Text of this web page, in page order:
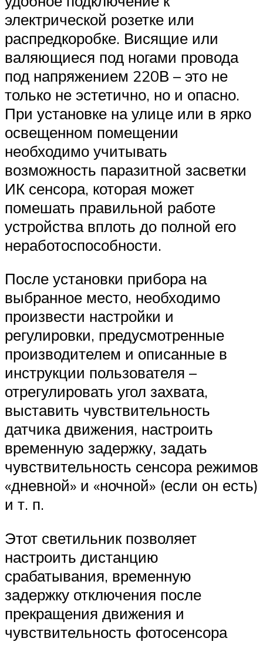
электрической розетке или
распредкоробке. Висящие или
валяющиеся под ногами провода
под напряжением 220В – это не
только не эстетично, но и опасно.
При установке на улице или в ярко
освещенном помещении
необходимо учитывать
возможность паразитной засветки
ИК сенсора, которая может
помешать правильной работе
устройства вплоть до полной его
неработоспособности.
После установки прибора на
выбранное место, необходимо
произвести настройки и
регулировки, предусмотренные
производителем и описанные в
инструкции пользователя –
отрегулировать угол захвата,
выставить чувствительность
датчика движения, настроить
временную задержку, задать
чувствительность сенсора режимов
«дневной» и «ночной» (если он есть)
и т. п.
Этот светильник позволяет
настроить дистанцию
срабатывания, временную
задержку отключения после
прекращения движения и
чувствительность фотосенсора